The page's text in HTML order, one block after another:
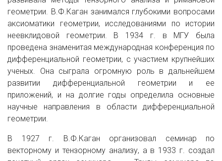
геометрии. В.Ф.Каган занимался глубокими вопросами
аксиоматики геометрии, исследованиями по истории
неевклидовой геометрии. В 1934 г. в МГУ была
проведена знаменитая международная конференция по
дифференциальной геометрии, с участием крупнейших
ученых. Она сыграла огромную роль в дальнейшем
развитии дифференциальной геометрии и ее
приложений, и на долгие годы определила основные
научные направления в области дифференциальной
геометрии.
В 1927 г. В.Ф.Каган организовал семинар по
векторному и тензорному анализу, а в 1933 г. создал